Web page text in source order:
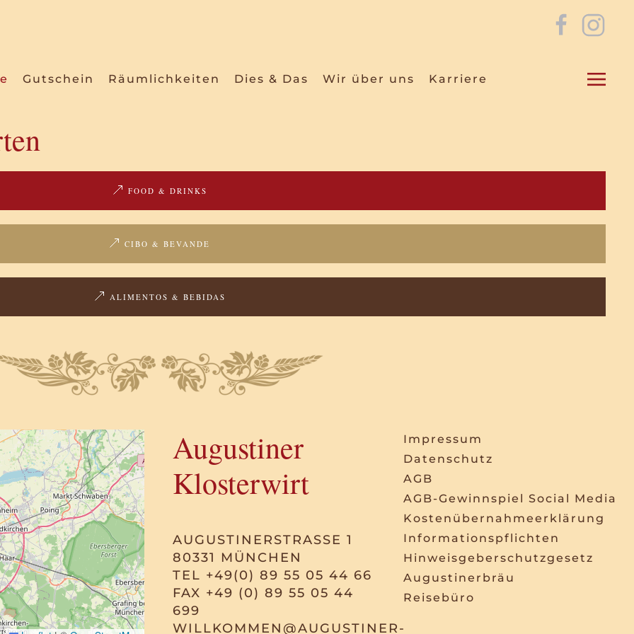
Gutschein Räumlichkeiten Dies & Das Wir über uns Karriere
FOOD & DRINKS
CIBO & BEVANDE
ALIMENTOS & BEBIDAS
Augustiner
Klosterwirt
AUGUSTINERSTRASSE 1
80331 MÜNCHEN
TEL +49(0) 89 55 05 44 66
FAX +49 (0) 89 55 05 44
699
WILLKOMMEN@AUGUSTINER-
Impressum
Datenschutz
AGB
AGB-Gewinnspiel Social Media
Kostenübernahmeerklärung
Informationspflichten
Hinweisgeberschutzgesetz
Augustinerbräu
Reisebüro